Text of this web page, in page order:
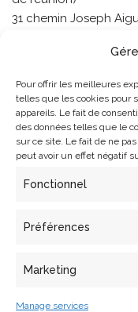
Pour offrir les meilleures
telles que les cookies pour
appareils. Le fait de
des données telles que le
sur ce site. Le fait de ne
peut avoir un effet négatif
Fonctionnel
Préférences
Marketing
Manage services
31 chemin Joseph
Library catalogue
The library